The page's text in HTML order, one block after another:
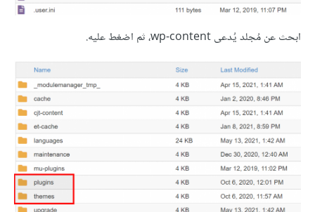
ابحث عن مُجلد يُدعى wp-content، ثم اضغط عليه.